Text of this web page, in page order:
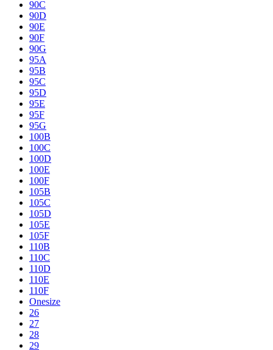
90C
90D
90E
90F
90G
95A
95B
95C
95D
95E
95F
95G
100B
100C
100D
100E
100F
105B
105C
105D
105E
105F
110B
110C
110D
110E
110F
Onesize
26
27
28
29